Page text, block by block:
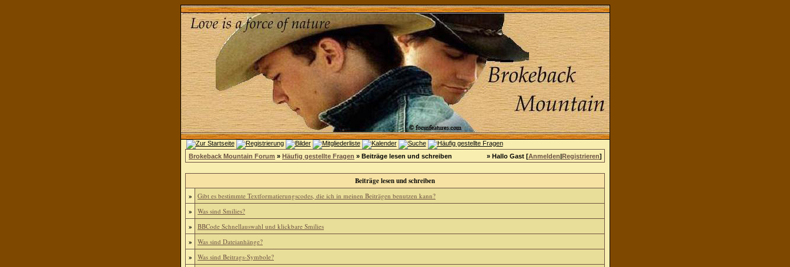
Brokeback Mountain Forum » Häufig gestellte Fragen » Beiträge lesen und schreiben » Hallo Gast [Anmelden|Registrieren]
Beiträge lesen und schreiben
»
Gibt es bestimmte Textformatierungscodes, die ich in meinen Beiträgen benutzen kann?
» Was sind Smilies?
» BBCode Schnellauswahl und klickbare Smilies
» Was sind Dateianhänge?
» Was sind Beitrags-Symbole?